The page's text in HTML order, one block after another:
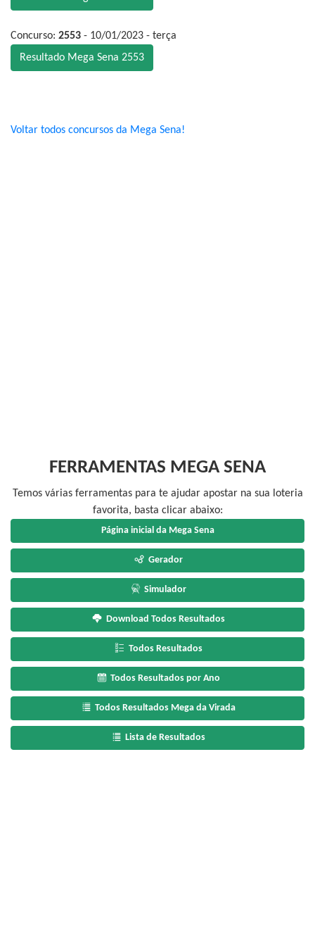
Concurso: 2553 - 10/01/2023 - terça
Resultado Mega Sena 2553
Voltar todos concursos da Mega Sena!
FERRAMENTAS MEGA SENA
Temos várias ferramentas para te ajudar apostar na sua loteria
favorita, basta clicar abaixo:
Página inicial da Mega Sena
Gerador
Simulador
Download Todos Resultados
Todos Resultados
Todos Resultados por Ano
Todos Resultados Mega da Virada
Lista de Resultados